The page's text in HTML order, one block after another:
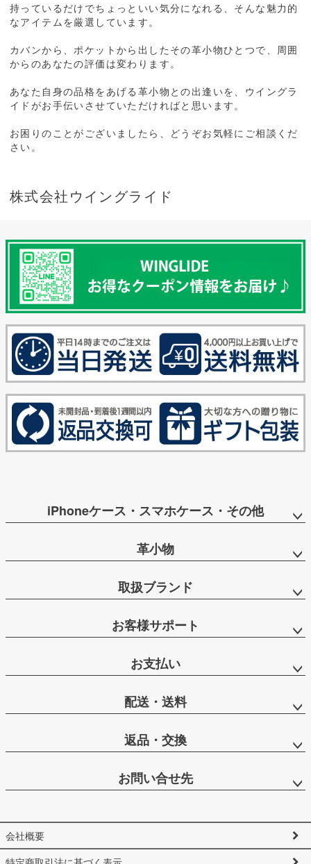
持っているだけでちょっといい気分になれる、そんな魅力的
なアイテムを厳選しています。
カバンから、ポケットから出したその革小物ひとつで、周囲
からのあなたの評価は変わります。
あなた自身の品格をあげる革小物との出逢いを、ウイングラ
イドがお手伝いさせていただければと思います。
お困りのことがございましたら、どうぞお気軽にご相談くだ
さい。
株式会社ウイングライド
iPhoneケース・スマホケース・その他
革小物
取扱ブランド
お客様サポート
お支払い
配送・送料
返品・交換
お問い合せ先
会社概要